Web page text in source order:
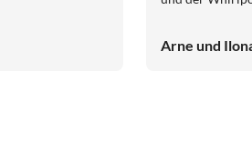
Familie
Arne und